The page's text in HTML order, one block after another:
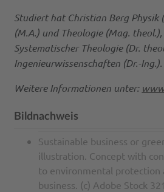
Studiert hat Christian Berg Physik
(M.A.) und Theologie (Mag.
Systematischer Theologie (Dr.
Ingenieurwissenschaften (Dr.-Ing.).
Weitere Informationen unter:
Bildnachweis
Sustainable business or
illustration. Concept with
to environmental protection
business. (c) Adobe Stock